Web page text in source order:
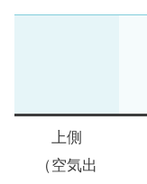
上側
（空気出